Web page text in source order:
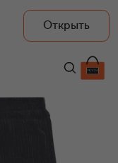
Открыть
8 995 ₽